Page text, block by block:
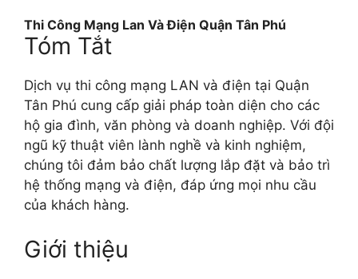
Thi Công Mạng Lan Và Điện Quận Tân Phú
Tóm Tắt
Dịch vụ thi công mạng LAN và điện tại Quận
Tân Phú cung cấp giải pháp toàn diện cho các
hộ gia đình, văn phòng và doanh nghiệp. Với đội
ngũ kỹ thuật viên lành nghề và kinh nghiệm,
chúng tôi đảm bảo chất lượng lắp đặt và bảo trì
hệ thống mạng và điện, đáp ứng mọi nhu cầu
của khách hàng.
Giới thiệu